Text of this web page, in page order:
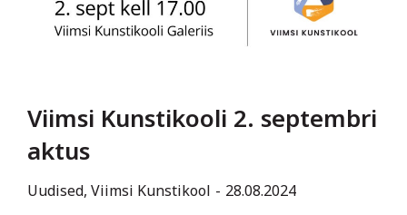
Viimsi Kunstikooli 2. septembri
aktus
Uudised, Viimsi Kunstikool 28.08.2024